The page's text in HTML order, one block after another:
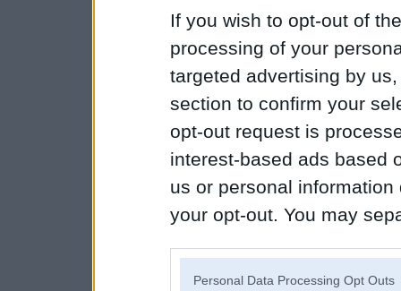
If you wish to opt-out of
processing of your
targeted advertising by
section to confirm your
opt-out request is
interest-based ads based
us or personal
your opt-out. You may
Personal Data Processing Opt Outs